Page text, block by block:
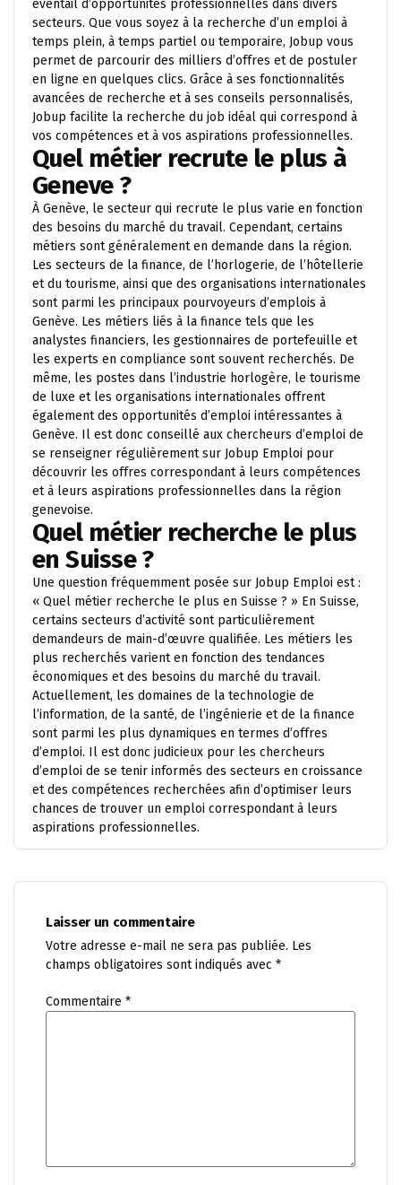
éventail d’opportunités professionnelles dans divers
secteurs. Que vous soyez à la recherche d’un emploi à
temps plein, à temps partiel ou temporaire, Jobup vous
permet de parcourir des milliers d’offres et de postuler
en ligne en quelques clics. Grâce à ses fonctionnalités
avancées de recherche et à ses conseils personnalisés,
Jobup facilite la recherche du job idéal qui correspond à
vos compétences et à vos aspirations professionnelles.
Quel métier recrute le plus à
Geneve ?
À Genève, le secteur qui recrute le plus varie en fonction
des besoins du marché du travail. Cependant, certains
métiers sont généralement en demande dans la région.
Les secteurs de la finance, de l’horlogerie, de l’hôtellerie
et du tourisme, ainsi que des organisations internationales
sont parmi les principaux pourvoyeurs d’emplois à
Genève. Les métiers liés à la finance tels que les
analystes financiers, les gestionnaires de portefeuille et
les experts en compliance sont souvent recherchés. De
même, les postes dans l’industrie horlogère, le tourisme
de luxe et les organisations internationales offrent
également des opportunités d’emploi intéressantes à
Genève. Il est donc conseillé aux chercheurs d’emploi de
se renseigner régulièrement sur Jobup Emploi pour
découvrir les offres correspondant à leurs compétences
et à leurs aspirations professionnelles dans la région
genevoise.
Quel métier recherche le plus
en Suisse ?
Une question fréquemment posée sur Jobup Emploi est :
« Quel métier recherche le plus en Suisse ? » En Suisse,
certains secteurs d’activité sont particulièrement
demandeurs de main-d’œuvre qualifiée. Les métiers les
plus recherchés varient en fonction des tendances
économiques et des besoins du marché du travail.
Actuellement, les domaines de la technologie de
l’information, de la santé, de l’ingénierie et de la finance
sont parmi les plus dynamiques en termes d’offres
d’emploi. Il est donc judicieux pour les chercheurs
d’emploi de se tenir informés des secteurs en croissance
et des compétences recherchées afin d’optimiser leurs
chances de trouver un emploi correspondant à leurs
aspirations professionnelles.
Laisser un commentaire
Votre adresse e-mail ne sera pas publiée. Les
champs obligatoires sont indiqués avec *
Commentaire *